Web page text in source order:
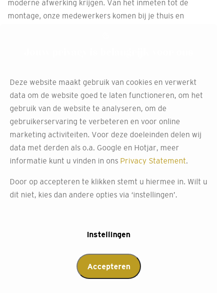
moderne afwerking krijgen. Van het inmeten tot de
montage, onze medewerkers komen bij je thuis en
Kies voor onze
eenvoudige montage en
professionele service
jouw shutters te monteren. Of het nu gaat om standaard
ramen, speciale raamvormen of openslaande deuren,
montagematerialen direct bij je thuis. Als alles geleverd
is, beginnen we met de montage, waarbij we de
Deze website maakt gebruik van cookies en verwerkt
data om de website goed te laten functioneren, om het
gebruik van de website te analyseren, om de
gebruikerservaring te verbeteren en voor online
marketing activiteiten. Voor deze doeleinden delen wij
data met derden als o.a. Google en Hotjar, meer
informatie kunt u vinden in ons Privacy Statement
Door op accepteren te klikken stemt u hiermee in. Wilt u
dit niet, kies dan andere opties via ‘instellingen’.
Instellingen
Accepteren